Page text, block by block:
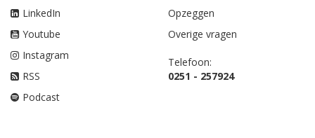
LinkedIn
Youtube
Instagram
RSS
Podcast
Opzeggen
Overige vragen
Telefoon:
0251 - 257924